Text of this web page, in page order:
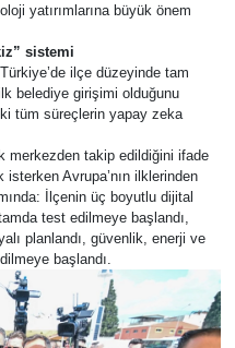
yatırımlarına büyük önem
sistemi
ilçe düzeyinde tam
belediye girişimi olduğunu
tüm süreçlerin yapay zeka
merkezden takip edildiğini ifade
Avrupa’nın ilklerinden
İlçenin üç boyutlu dijital
test edilmeye başlandı,
planlandı, güvenlik, enerji ve
başlandı.